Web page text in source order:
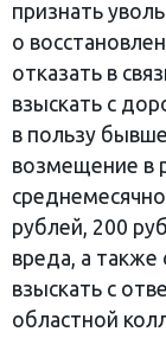
признать
о
отказать в
взыскать с
в пользу
возмещение в
рублей, 200
вреда, а
взыскать с
областной